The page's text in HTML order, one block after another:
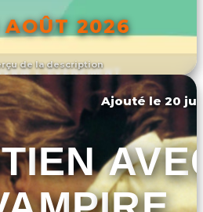
de la description
AOÛT 2026
L'ÉVÉNEMENT
Ajouté le 20